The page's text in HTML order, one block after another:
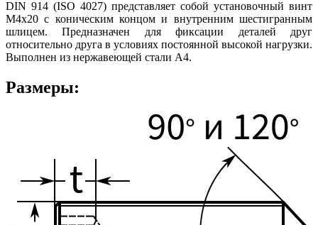
DIN 914 (ISO 4027) представляет собой установочный винт
М4х20 с коническим концом и внутренним шестигранным
шлицем. Предназначен для фиксации деталей друг
относительно друга в условиях постоянной высокой нагрузки.
Выполнен из нержавеющей стали А4.
Размеры: